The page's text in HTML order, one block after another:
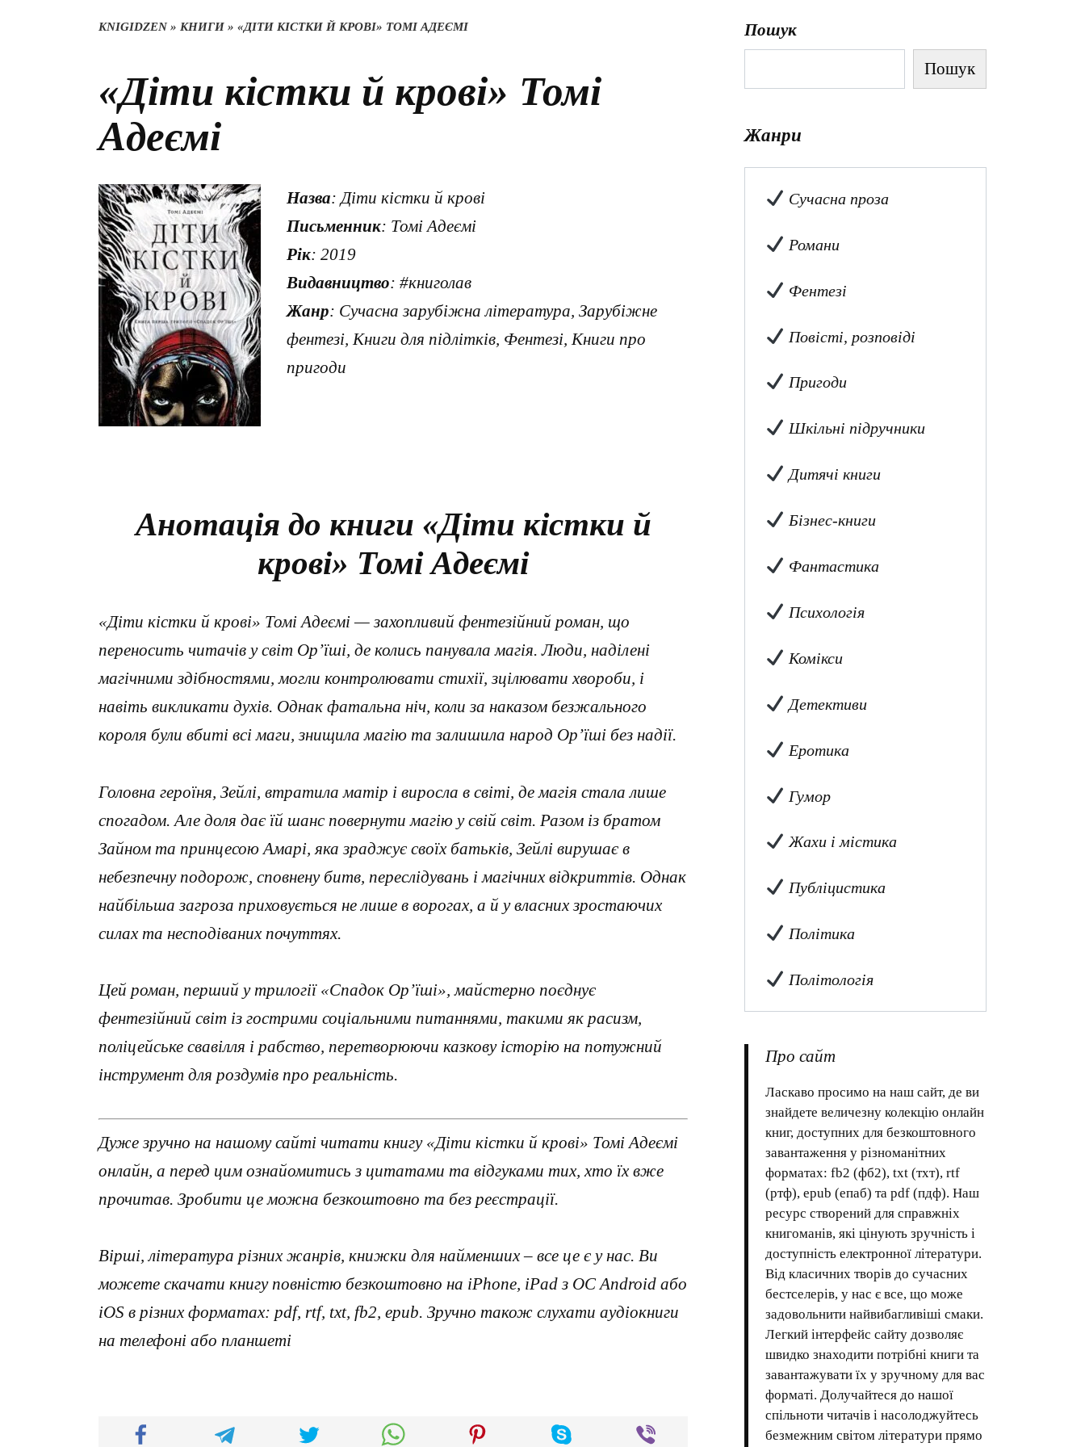
KNIGIDZEN» КНИГИ » «ДІТИ КІСТКИ Й КРОВІ» ТОМІ АДЕЄМІ
«Діти кістки й крові» Томі
Адеємі
Назва: Діти кістки й крові
Письменник: Томі Адеємі
Рік: 2019
Видавництво: #книголав
Жанр: Сучасна зарубіжна література, Зарубіжне
фентезі, Книги для підлітків, Фентезі, Книги про
пригоди
Анотація до книги «Діти кістки й
крові» Томі Адеємі
«Діти кістки й крові» Томі Адеємі — захопливий фентезійний роман, що
переносить читачів у світ Ор’їші, де колись панувала магія. Люди, наділені
магічними здібностями, могли контролювати стихії, зцілювати хвороби, і
навіть викликати духів. Однак фатальна ніч, коли за наказом безжального
короля були вбиті всі маги, знищила магію та залишила народ Ор’їші без надії.
Головна героїня, Зейлі, втратила матір і виросла в світі, де магія стала лише
спогадом. Але доля дає їй шанс повернути магію у свій світ. Разом із братом
Зайном та принцесою Амарі, яка зраджує своїх батьків, Зейлі вирушає в
небезпечну подорож, сповнену битв, переслідувань і магічних відкриттів. Однак
найбільша загроза приховується не лише в ворогах, а й у власних зростаючих
силах та несподіваних почуттях.
Цей роман, перший у трилогії «Спадок Ор’їші», майстерно поєднує
фентезійний світ із гострими соціальними питаннями, такими як расизм,
поліцейське свавілля і рабство, перетворюючи казкову історію на потужний
інструмент для роздумів про реальність.
Дуже зручно на нашому сайті читати книгу «Діти кістки й крові» Томі Адеємі
онлайн, а перед цим ознайомитись з цитатами та відгуками тих, хто їх вже
прочитав. Зробити це можна безкоштовно та без реєстрації.
Вірші, література різних жанрів, книжки для найменших – все це є у нас. Ви
можете скачати книгу повністю безкоштовно на iPhone, iPad з ОС Android або
iOS в різних форматах: pdf, rtf, txt, fb2, epub. Зручно також слухати аудіокниги
на телефоні або планшеті
Пошук
Пошук
Жанри
Сучасна проза
Романи
Фентезі
Повісті, розповіді
Пригоди
Шкільні підручники
Дитячі книги
Бізнес-книги
Фантастика
Психологія
Комікси
Детективи
Еротика
Гумор
Жахи і містика
Публіцистика
Політика
Політологія
Про сайт
Ласкаво просимо на наш сайт, де ви
знайдете величезну колекцію онлайн
книг, доступних для безкоштовного
завантаження у різноманітних
форматах: fb2 (фб2), txt (тхт), rtf
(ртф), epub (епаб) та pdf (пдф). Наш
ресурс створений для справжніх
книгоманів, які цінують зручність і
доступність електронної літератури.
Від класичних творів до сучасних
бестселерів, у нас є все, що може
задовольнити найвибагливіші смаки.
Легкий інтерфейс сайту дозволяє
швидко знаходити потрібні книги та
завантажувати їх у зручному для вас
форматі. Долучайтеся до нашої
спільноти читачів і насолоджуйтесь
безмежним світом літератури прямо